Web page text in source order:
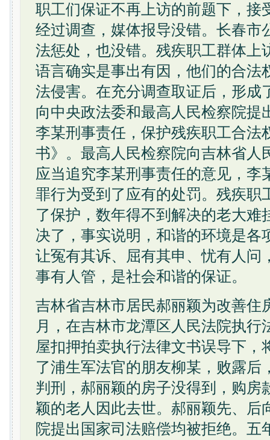
职工们保证不再上访的前题下，接
经过调查，媒体报导没错。长春市
法惩处，也没错。残疾职工群体上
语言确实是事出有因，他们的合法
法侵害。在充分调查取证后，形成
向中央政法委和最高人民检察院提
李某刑事责任，保护残疾职工合法
书》。最高人民检察院向吉林省人
应当追究李某刑事责任的意见，李
罪行为受到了应有的处罚。残疾职
了保护，数年得不到解决的老大难
决了，事实说明，和谐的环境是各
让冤有其诉、屈有其申、忧有人问
事有人管，是社会和谐的保证。
吉林省吉林市居民郝丽颖为改善住
月，在吉林市龙潭区人民法院执行
屋扣押拍卖执行法律文书误导下，
了浦生军法官的朋友柳某，败露后
判刑，郝丽颖的房子没得到，购房
颖的老人因此去世。郝丽颖先、后
院提出国家司法赔偿均被拒绝。五